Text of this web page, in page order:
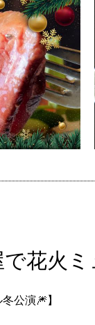
で花火
公演🎆】